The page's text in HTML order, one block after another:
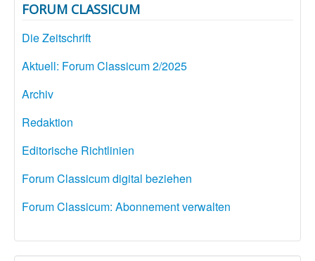
FORUM CLASSICUM
Die Zeitschrift
Aktuell: Forum Classicum 2/2025
Archiv
Redaktion
Editorische Richtlinien
Forum Classicum digital beziehen
Forum Classicum: Abonnement verwalten